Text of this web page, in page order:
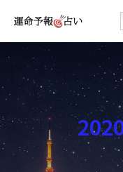
運命予報占い
運命予報占いとは
あなたの所属部屋を探
最恐の相性占い